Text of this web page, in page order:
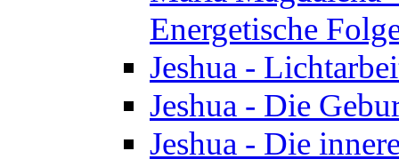
Energetische
Jeshua -
Jeshua - Die
Jeshua - Die